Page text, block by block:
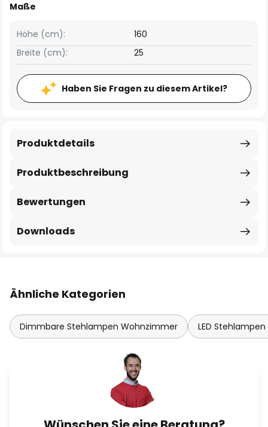
Maße
Breite (cm): 25
Höhe (cm): 160
Haben Sie Fragen zu diesem Artikel?
Produktbeschreibung
Produktdetails
Bewertungen
Downloads
Ähnliche Kategorien
Dimmbare Stehlampen Wohnzimmer LED